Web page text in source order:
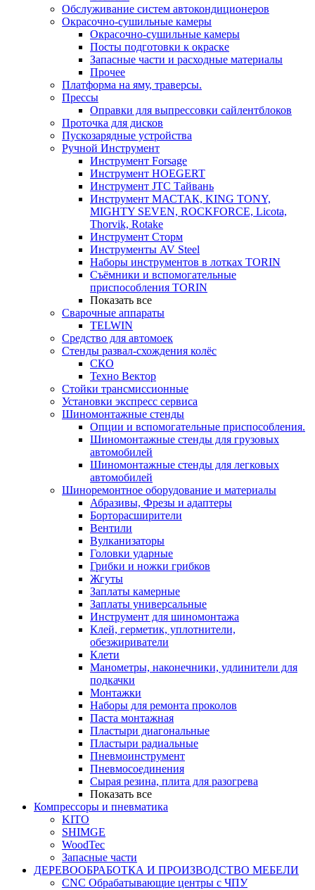
Обслуживание систем автокондиционеров
Окрасочно-сушильные камеры
Окрасочно-сушильные камеры
Посты подготовки к окраске
Запасные части и расходные материалы
Прочее
Платформа на яму, траверсы.
Прессы
Оправки для выпрессовки сайлентблоков
Проточка для дисков
Пускозарядные устройства
Ручной Инструмент
Инструмент Forsage
Инструмент HOEGERT
Инструмент JTC Тайвань
Инструмент МАСТАК, KING TONY,
MIGHTY SEVEN, ROCKFORCE, Licota,
Thorvik, Rotake
Инструмент Сторм
Инструменты AV Steel
Наборы инструментов в лотках TORIN
Съёмники и вспомогательные
приспособления TORIN
Показать все
Сварочные аппараты
TELWIN
Средство для автомоек
Стенды развал-схождения колёс
СКО
Техно Вектор
Стойки трансмиссионные
Установки экспресс сервиса
Шиномонтажные стенды
Опции и вспомогательные приспособления.
Шиномонтажные стенды для грузовых
автомобилей
Шиномонтажные стенды для легковых
автомобилей
Шиноремонтное оборудование и материалы
Абразивы, Фрезы и адаптеры
Борторасширители
Вентили
Вулканизаторы
Головки ударные
Грибки и ножки грибков
Жгуты
Заплаты камерные
Заплаты универсальные
Инструмент для шиномонтажа
Клей, герметик, уплотнители,
обезжириватели
Клети
Манометры, наконечники, удлинители для
подкачки
Монтажки
Наборы для ремонта проколов
Паста монтажная
Пластыри диагональные
Пластыри радиальные
Пневмоинструмент
Пневмосоединения
Сырая резина, плита для разогрева
Показать все
Компрессоры и пневматика
KITO
SHIMGE
WoodTec
Запасные части
ДЕРЕВООБРАБОТКА И ПРОИЗВОДСТВО МЕБЕЛИ
CNC Обрабатывающие центры с ЧПУ